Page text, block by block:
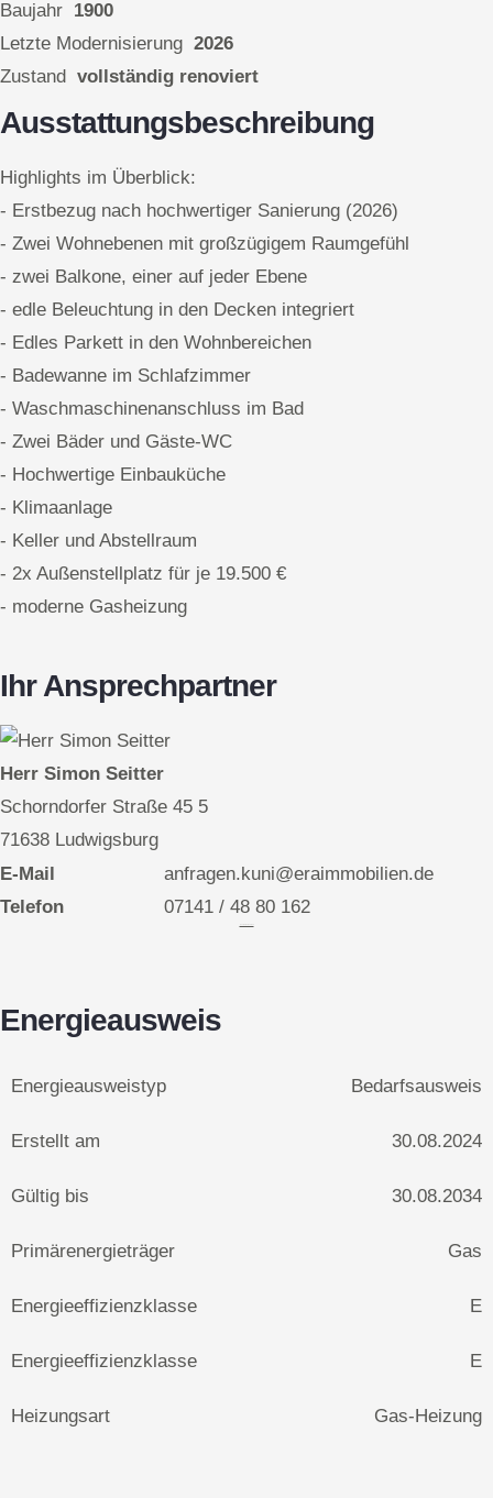
Baujahr 1900
Letzte Modernisierung 2026
Zustand vollständig renoviert
Ausstattungsbeschreibung
Highlights im Überblick:
- Erstbezug nach hochwertiger Sanierung (2026)
- Zwei Wohnebenen mit großzügigem Raumgefühl
- zwei Balkone, einer auf jeder Ebene
- edle Beleuchtung in den Decken integriert
- Edles Parkett in den Wohnbereichen
- Badewanne im Schlafzimmer
- Waschmaschinenanschluss im Bad
- Zwei Bäder und Gäste-WC
- Hochwertige Einbauküche
- Klimaanlage
- Keller und Abstellraum
- 2x Außenstellplatz für je 19.500 €
- moderne Gasheizung
Ihr Ansprechpartner
Herr Simon Seitter
Schorndorfer Straße 45 5
71638 Ludwigsburg
E-Mail
anfragen.kuni@eraimmobilien.de
Telefon
07141 / 48 80 162
Energieausweis
Energie­ausweistyp Bedarfsausweis
Erstellt am 30.08.2024
Gültig bis 30.08.2034
Primärenergieträger Gas
Energieeffizienzklasse E
Energieeffizienzklasse E
Heizungsart Gas-Heizung